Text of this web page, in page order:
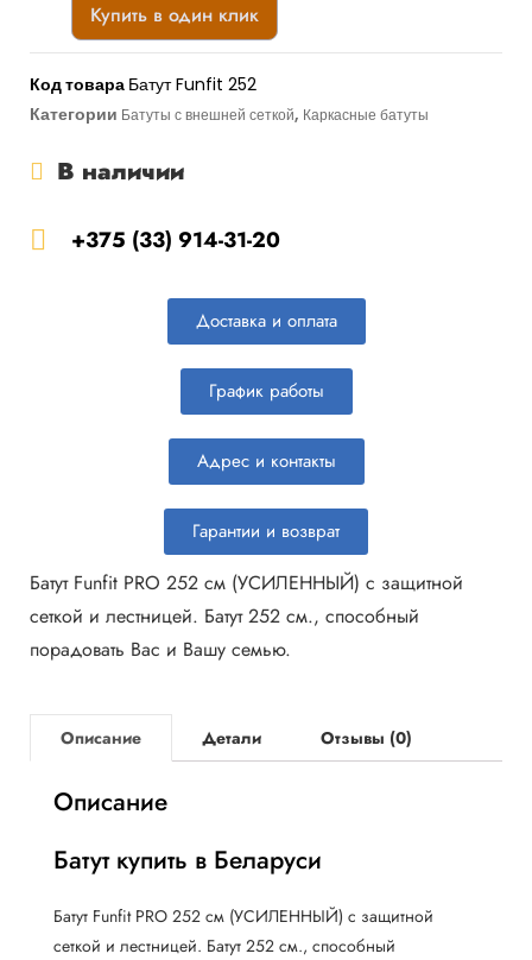
Купить в один клик
Код товара Батут Funfit 252
Категории Батуты с внешней сеткой, Каркасные батуты
В наличии
+375 (33) 914-31-20
Доставка и оплата
График работы
Адрес и контакты
Гарантии и возврат
Батут Funfit PRO 252 см (УСИЛЕННЫЙ) с защитной
сеткой и лестницей. Батут 252 см., способный
порадовать Вас и Вашу семью.
Описание Детали Отзывы (0)
Описание
Батут купить в Беларуси
Батут Funfit PRO 252 см (УСИЛЕННЫЙ) с защитной
сеткой и лестницей. Батут 252 см., способный